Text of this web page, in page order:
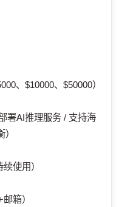
、$10000、$50000）
署AI推理服务 / 支持海
使用）
箱）